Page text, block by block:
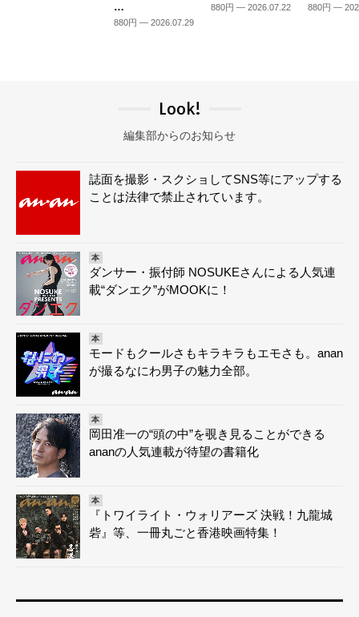
…
880円 — 2026.07.29
880円 — 2026.07.22 880円 —
Look!
編集部からのお知らせ
誌面を撮影・スクショしてSNS等にアップする
ことは法律で禁止されています。
本
ダンサー・振付師 NOSUKEさんによる人気連
載“ダンエク”がMOOKに！
本
モードもクールさもキラキラもエモさも。anan
が撮るなにわ男子の魅力全部。
本
岡田准一の“頭の中”を覗き見ることができる
ananの人気連載が待望の書籍化
本
『トワイライト・ウォリアーズ 決戦！九龍城
砦』等、一冊丸ごと香港映画特集！